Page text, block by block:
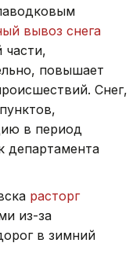
вывоз снега
повышает
Снег,
в период
департамента
расторг
из-за
в зимний